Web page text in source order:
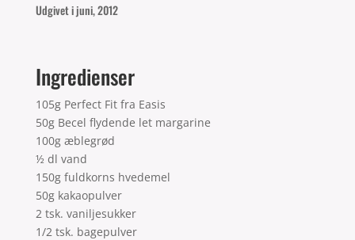
Udgivet i juni, 2012
Ingredienser
105g Perfect Fit fra Easis
50g Becel flydende let margarine
100g æblegrød
½ dl vand
150g fuldkorns hvedemel
50g kakaopulver
2 tsk. vaniljesukker
1/2 tsk. bagepulver